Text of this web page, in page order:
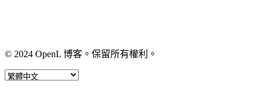
© 2024 OpenL 博客。保留所有權利。